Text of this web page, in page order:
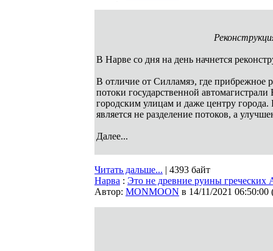
В Нарве со дня на день начнется
В отличие от Силламяэ, где прибрежное
потоки государственной
городским улицам и даже центру
является не разделение потоков, а
Далее...
Читать дальше... | 4393 байт
Нарва : Это не древние руины греческих
Автор: MONMOON в 14/11/2021 06:50:00